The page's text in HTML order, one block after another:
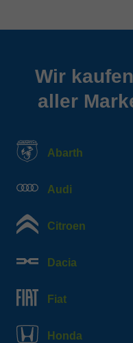
Wir
aller
Abarth
Audi
Citroen
Dacia
Fiat
Honda